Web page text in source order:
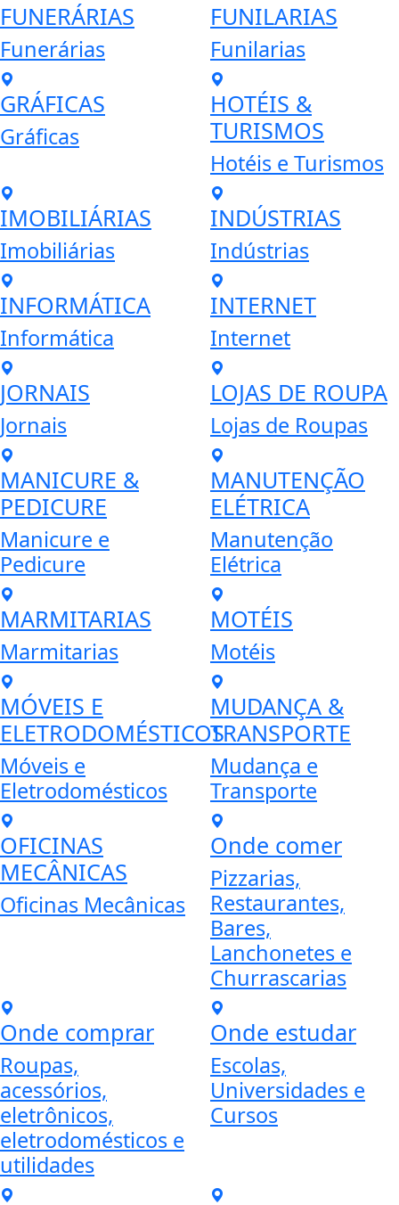
FUNERÁRIAS
Funerárias
FUNILARIAS
Funilarias
GRÁFICAS
Gráficas
HOTÉIS &
TURISMOS
Hotéis e Turismos
IMOBILIÁRIAS
Imobiliárias
INDÚSTRIAS
Indústrias
INFORMÁTICA
Informática
INTERNET
Internet
JORNAIS
Jornais
LOJAS DE ROUPA
Lojas de Roupas
MANICURE &
PEDICURE
Manicure e
Pedicure
MANUTENÇÃO
ELÉTRICA
Manutenção
Elétrica
MARMITARIAS
Marmitarias
MOTÉIS
Motéis
MÓVEIS E
ELETRODOMÉSTICOS
Móveis e
Eletrodomésticos
MUDANÇA &
TRANSPORTE
Mudança e
Transporte
OFICINAS
MECÂNICAS
Oficinas Mecânicas
Onde comer
Pizzarias,
Restaurantes,
Bares,
Lanchonetes e
Churrascarias
Onde comprar
Roupas,
acessórios,
eletrônicos,
eletrodomésticos e
utilidades
Onde estudar
Escolas,
Universidades e
Cursos